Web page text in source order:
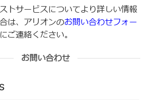
トサービスについてより詳しい情報
は、アリオンのお問い合わせフォー
ご連絡ください。
お問い合わせ